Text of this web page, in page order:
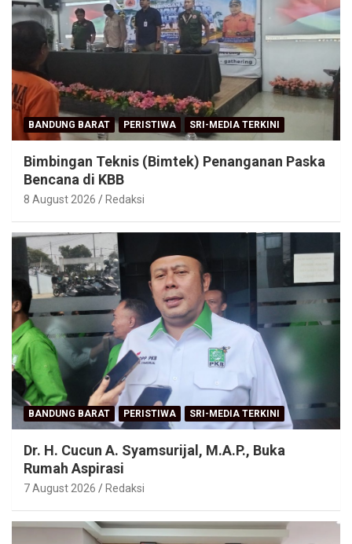
BANDUNG BARAT PERISTIWA SRI-MEDIA TERKINI
Bimbingan Teknis (Bimtek) Penanganan Paska
Bencana di KBB
8 August 2026 Redaksi
BANDUNG BARAT PERISTIWA SRI-MEDIA TERKINI
Dr. H. Cucun A. Syamsurijal, M.A.P., Buka
Rumah Aspirasi
7 August 2026 Redaksi